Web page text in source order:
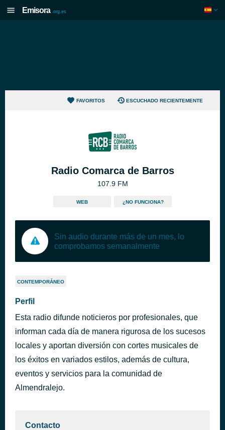
Emisora .org.es
FAVORITOS ESCUCHADO RECIENTEMENTE
Radio Comarca de Barros
107.9 FM
WEB ¿NO FUNCIONA?
Sin audio durante más de un mes, lo
comprobamos semanalmente
CONTEMPORÁNEO
Perfil
Esta radio difunde noticieros por profesionales, que
informan cada día de manera rigurosa de los sucesos
locales y aportan diversión con cortes musicales de
los éxitos en variados estilos, además de cultura,
eventos y servicios para la comunidad de
Almendralejo.
Contacto